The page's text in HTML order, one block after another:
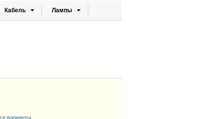
Кабель Лампы
варианты